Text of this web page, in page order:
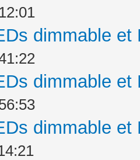
dimmable
dimmable
dimmable